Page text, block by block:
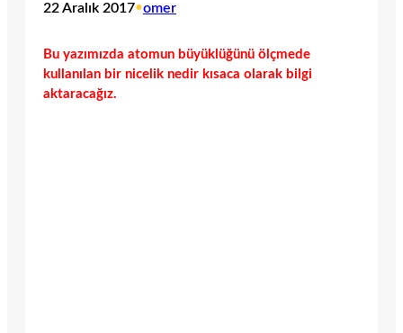
22 Aralık 2017•omer
Bu yazımızda atomun büyüklüğünü ölçmede
kullanılan bir nicelik nedir kısaca olarak bilgi
aktaracağız.